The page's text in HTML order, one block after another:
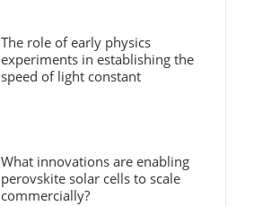
The role of early physics
experiments in establishing the
speed of light constant
What innovations are enabling
perovskite solar cells to scale
commercially?